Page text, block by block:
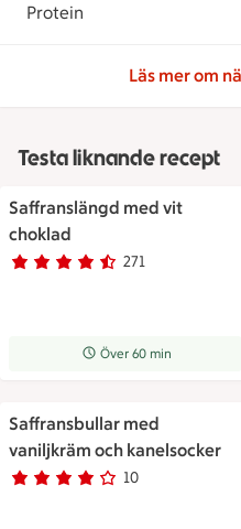
Protein
Läs mer om
Testa liknande recept
Saffranslängd med vit
choklad
Betyg 4.6 av 5. 271
271 personer har röstat
Receptet tar Över 60 min
Över 60 min
Saffransbullar med
vaniljkräm och kanelsocker
Betyg 4 av 5.
10
10 personer har röstat